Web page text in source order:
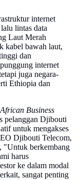
internet
lintas data
Laut Merah
kabel bawah laut,
dan
internet
juga negara-
Ethiopia dan
African Business
pelanggan Djibouti
untuk mengakses
Djibouti Telecom,
"Untuk berkembang
harus
ke dalam modal
sangat penting